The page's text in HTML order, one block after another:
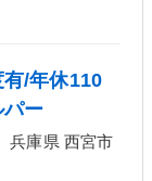
/年休110
パー
兵庫県 西宮市